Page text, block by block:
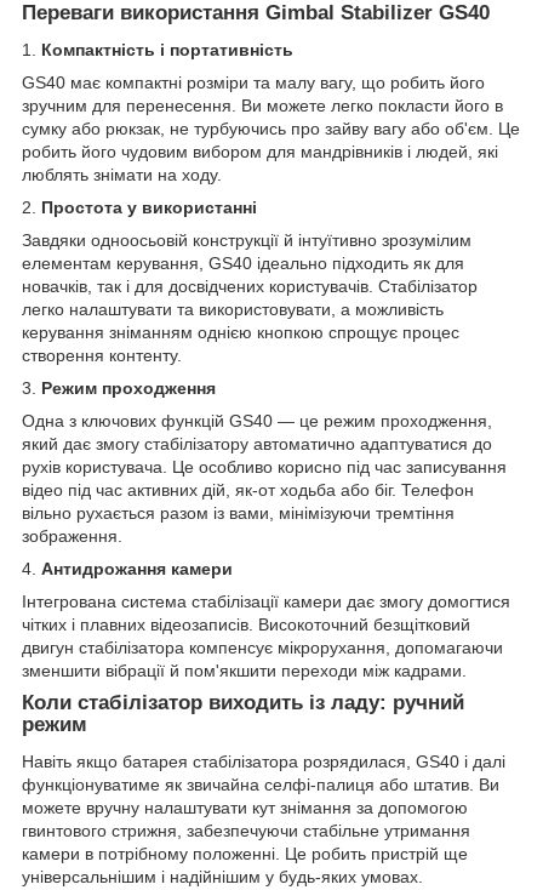
Переваги використання Gimbal Stabilizer GS40
1. Компактність і портативність
GS40 має компактні розміри та малу вагу, що робить його
зручним для перенесення. Ви можете легко покласти його в
сумку або рюкзак, не турбуючись про зайву вагу або об'єм. Це
робить його чудовим вибором для мандрівників і людей, які
люблять знімати на ходу.
2. Простота у використанні
Завдяки одноосьовій конструкції й інтуїтивно зрозумілим
елементам керування, GS40 ідеально підходить як для
новачків, так і для досвідчених користувачів. Стабілізатор
легко налаштувати та використовувати, а можливість
керування зніманням однією кнопкою спрощує процес
створення контенту.
3. Режим проходження
Одна з ключових функцій GS40 — це режим проходження,
який дає змогу стабілізатору автоматично адаптуватися до
рухів користувача. Це особливо корисно під час записування
відео під час активних дій, як-от ходьба або біг. Телефон
вільно рухається разом із вами, мінімізуючи тремтіння
зображення.
4. Антидрожання камери
Інтегрована система стабілізації камери дає змогу домогтися
чітких і плавних відеозаписів. Високоточний безщітковий
двигун стабілізатора компенсує мікрорухання, допомагаючи
зменшити вібрації й пом'якшити переходи між кадрами.
Коли стабілізатор виходить із ладу: ручний
режим
Навіть якщо батарея стабілізатора розрядилася, GS40 і далі
функціонуватиме як звичайна селфі-палиця або штатив. Ви
можете вручну налаштувати кут знімання за допомогою
гвинтового стрижня, забезпечуючи стабільне утримання
камери в потрібному положенні. Це робить пристрій ще
універсальнішим і надійнішим у будь-яких умовах.